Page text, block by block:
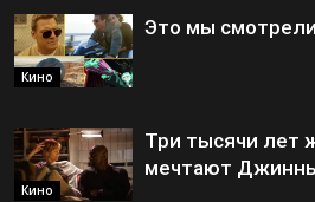
Кино
Это мы
Кино
Три тысячи лет
мечтают